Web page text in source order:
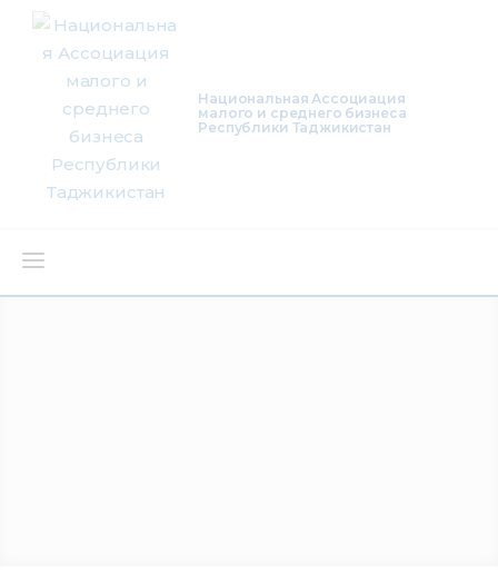
Национальная Ассоциация
малого и среднего бизнеса
Республики Таджикистан
О нас